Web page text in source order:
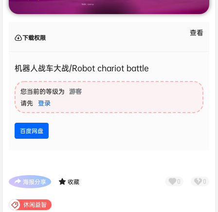
下载权限
查看
机器人战车大战/Robot chariot battle
您当前的等级为 游客
请先 登录
百度网盘
海报分享 收藏 0 0
休闲益智